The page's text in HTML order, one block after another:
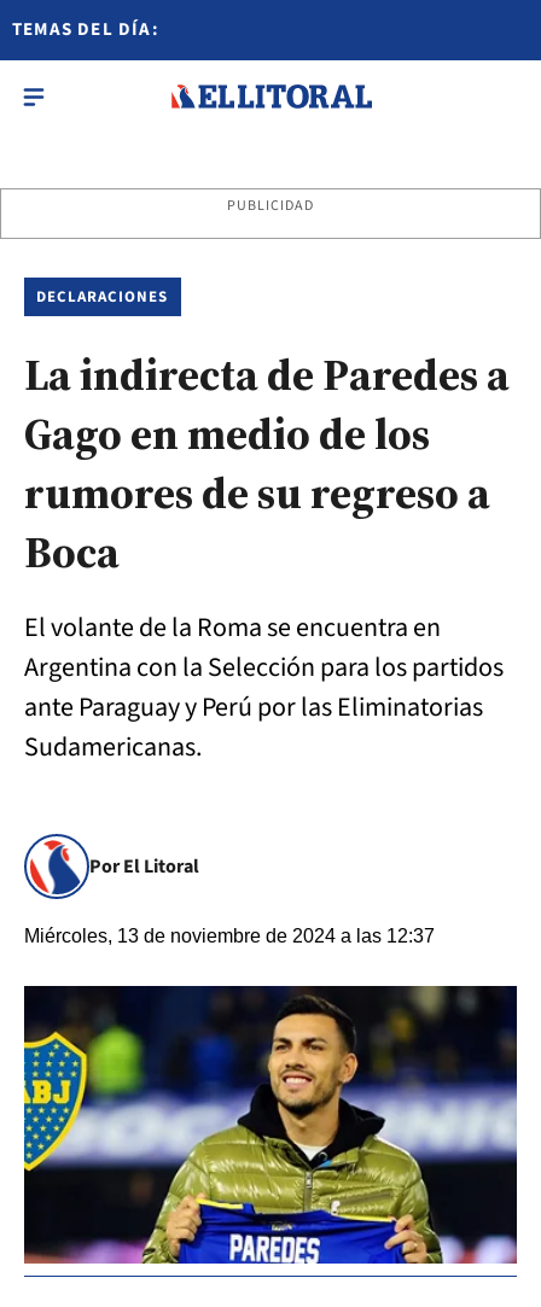
TEMAS DEL DÍA:
PUBLICIDAD
DECLARACIONES
La indirecta de Paredes a
Gago en medio de los
rumores de su regreso a
Boca
El volante de la Roma se encuentra en
Argentina con la Selección para los partidos
ante Paraguay y Perú por las Eliminatorias
Sudamericanas.
Por El Litoral
Miércoles, 13 de noviembre de 2024 a las 12:37